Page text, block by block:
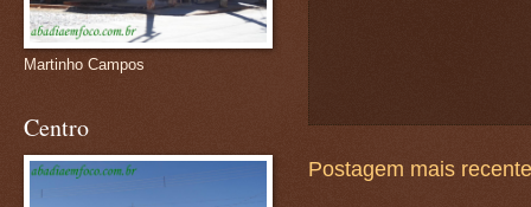
Postagem mais recente
Martinho Campos
Centro